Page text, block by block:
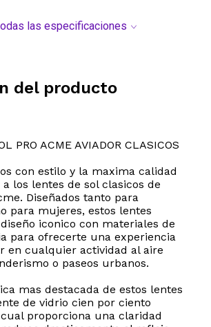
las especificaciones
del producto
PRO ACME AVIADOR CLASICOS
con estilo y la maxima calidad
los lentes de sol clasicos de
Diseñados tanto para
para mujeres, estos lentes
iconico con materiales de
para ofrecerte una experiencia
en cualquier actividad al aire
o paseos urbanos.
mas destacada de estos lentes
de vidrio cien por ciento
proporciona una claridad